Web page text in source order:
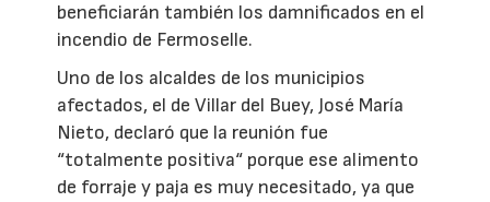
beneficiarán también los damnificados en el
incendio de Fermoselle.
Uno de los alcaldes de los municipios
afectados, el de Villar del Buey, José María
Nieto, declaró que la reunión fue
“totalmente positiva“ porque ese alimento
de forraje y paja es muy necesitado, ya que